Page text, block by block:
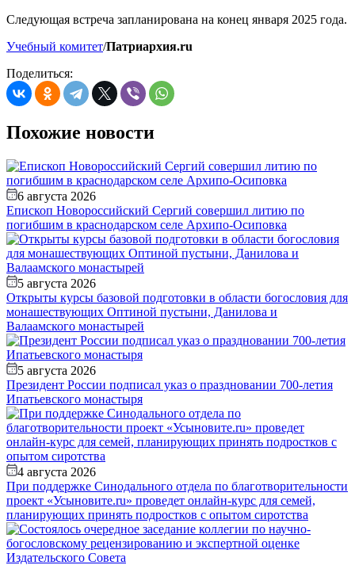
Следующая встреча запланирована на конец января 2025 года.
Учебный комитет/Патриархия.ru
Поделиться:
Похожие новости
6 августа 2026
Епископ Новороссийский Сергий совершил литию по
погибшим в краснодарском селе Архипо-Осиповка
5 августа 2026
Открыты курсы базовой подготовки в области богословия для
монашествующих Оптиной пустыни, Данилова и
Валаамского монастырей
5 августа 2026
Президент России подписал указ о праздновании 700-летия
Ипатьевского монастыря
4 августа 2026
При поддержке Синодального отдела по благотворительности
проект «Усыновите.ru» проведет онлайн-курс для семей,
планирующих принять подростков с опытом сиротства